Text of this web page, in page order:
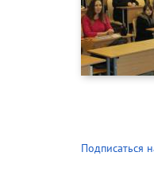
Подписаться